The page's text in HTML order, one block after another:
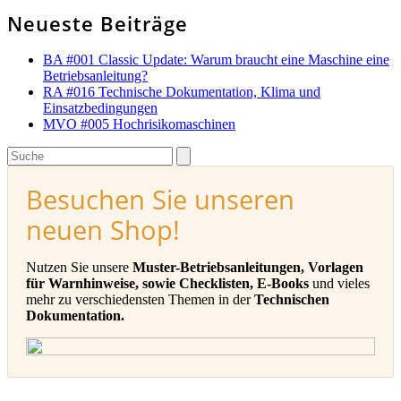
Neueste Beiträge
BA #001 Classic Update: Warum braucht eine Maschine eine
Betriebsanleitung?
RA #016 Technische Dokumentation, Klima und
Einsatzbedingungen
MVO #005 Hochrisikomaschinen
Search
Besuchen Sie unseren
neuen Shop!
Nutzen Sie unsere Muster-Betriebsanleitungen, Vorlagen
für Warnhinweise, sowie Checklisten, E-Books und vieles
mehr zu verschiedensten Themen in derTechnischen
Dokumentation.